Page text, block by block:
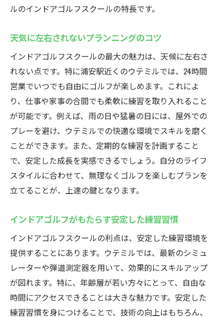
ルのインドアゴルフスクールの特長です。
天気に左右されないプランニングのコツ
インドアゴルフスクールの最大の魅力は、天候に左右さ
れない点です。特に浦安駅近くのウテミルでは、24時間
営業でいつでも自由にゴルフが楽しめます。これによ
り、仕事や家事の合間でも柔軟に練習を取り入れること
が可能です。例えば、雨の日や猛暑の日には、屋外での
プレーを避け、ウテミルでの快適な環境でスキルを磨く
ことができます。また、定期的な練習を計画すること
で、安定した成長を実感できるでしょう。自分のライフ
スタイルに合わせて、無理なくゴルフを楽しむプランを
立てることが、上達の鍵となります。
インドアゴルフがもたらす安定した練習習慣
インドアゴルフスクールの利点は、安定した練習環境を
提供することにあります。ウテミルでは、最新のシミュ
レーターや弾道測定器を用いて、効果的にスキルアップ
が図れます。特に、年齢層が若い方々にとって、自由な
時間にアクセスできることは大きな魅力です。安定した
練習習慣を身につけることで、技術の向上はもちろん、